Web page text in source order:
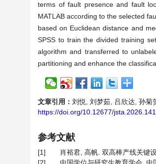
terms of fault presence and fault
MATLAB according to the selected
based on Euclidean distance and
SPSS to train the divided training
algorithm and transferred to
partitioning and enhance the
文章引用： 刘悦, 刘梦茹, 吕欣达, 孙菊
https://doi.org/10.12677/
参考文献
[1]
肖裕君, 高帆. 双高棒产线关键